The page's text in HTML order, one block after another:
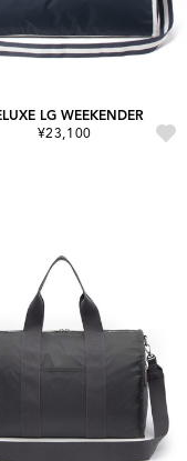
LG WEEKENDER
¥23,100